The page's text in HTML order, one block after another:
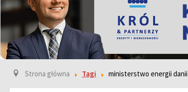
Strona główna Tagi ministerstwo energii danii